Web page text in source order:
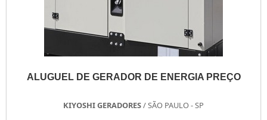
ALUGUEL DE GERADOR DE ENERGIA PREÇO
KIYOSHI GERADORES/ SÃO PAULO - SP